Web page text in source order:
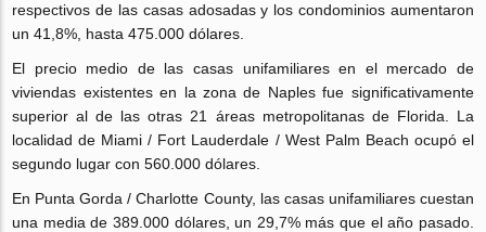
respectivos de las casas adosadas y los condominios aumentaron
un 41,8%, hasta 475.000 dólares.
El precio medio de las casas unifamiliares en el mercado de
viviendas existentes en la zona de Naples fue significativamente
superior al de las otras 21 áreas metropolitanas de Florida. La
localidad de Miami / Fort Lauderdale / West Palm Beach ocupó el
segundo lugar con 560.000 dólares.
En Punta Gorda / Charlotte County, las casas unifamiliares cuestan
una media de 389.000 dólares, un 29,7% más que el año pasado.